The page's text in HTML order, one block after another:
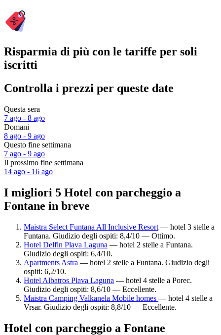
Risparmia di più con le tariffe per soli
iscritti
Controlla i prezzi per queste date
Questa sera
7 ago - 8 ago
Domani
8 ago - 9 ago
Questo fine settimana
7 ago - 9 ago
Il prossimo fine settimana
14 ago - 16 ago
I migliori 5 Hotel con parcheggio a
Fontane in breve
Maistra Select Funtana All Inclusive Resort — hotel 3 stelle a
Funtana. Giudizio degli ospiti: 8,4/10 — Ottimo.
Hotel Delfin Plava Laguna — hotel 2 stelle a Funtana.
Giudizio degli ospiti: 6,4/10.
Apartments Astra — hotel 2 stelle a Funtana. Giudizio degli
ospiti: 6,2/10.
Hotel Albatros Plava Laguna — hotel 4 stelle a Porec.
Giudizio degli ospiti: 8,6/10 — Eccellente.
Maistra Camping Valkanela Mobile homes — hotel 4 stelle a
Vrsar. Giudizio degli ospiti: 8,8/10 — Eccellente.
Hotel con parcheggio a Fontane